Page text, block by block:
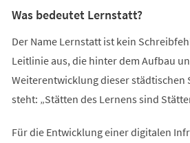
Was bedeutet Lernstatt?
Der Name Lernstatt ist kein
Leitlinie aus, die hinter dem Aufbau
Weiterentwicklung dieser
steht: „Stätten des Lernens sind
Für die Entwicklung einer digitalen